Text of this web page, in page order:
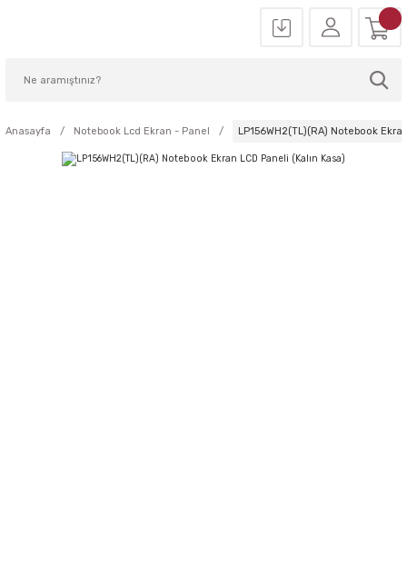
Anasayfa Notebook Lcd Ekran - Panel LP156WH2(TL)(RA) Notebook